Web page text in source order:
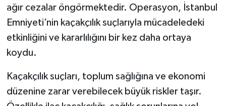
ağır cezalar öngörmektedir. Operasyon, İstanbul
Emniyeti’nin kaçakçılık suçlarıyla mücadeledeki
etkinliğini ve kararlılığını bir kez daha ortaya
koydu.
Kaçakçılık suçları, toplum sağlığına ve ekonomi
düzenine zarar verebilecek büyük riskler taşır.